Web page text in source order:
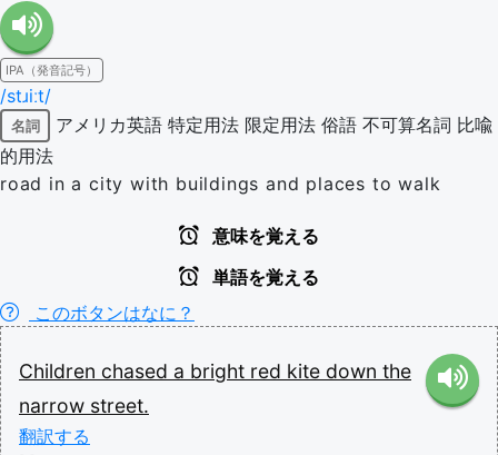
IPA（発音記号）
/stɹiːt/
名詞 アメリカ英語 特定用法 限定用法 俗語 不可算名詞 比喩
的用法
road in a city with buildings and places to walk
意味を覚える
単語を覚える
このボタンはなに？
Children chased a bright red kite down the
narrow street.
翻訳する